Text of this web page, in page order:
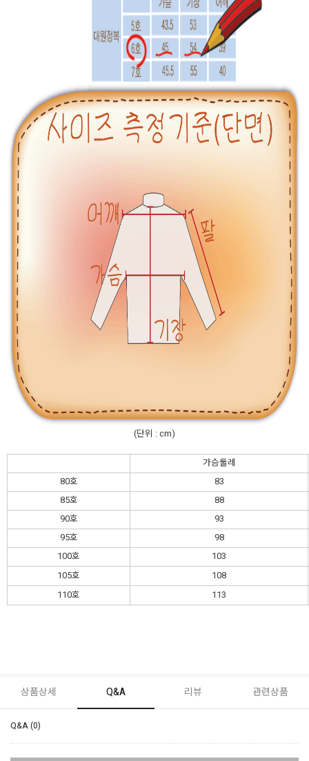
(단위 : cm)
가슴둘레
80호
83
85호
88
90호
93
95호
98
100호
103
105호
108
110호
113
상품상세 Q&A 리뷰 관련상품
Q&A (0)